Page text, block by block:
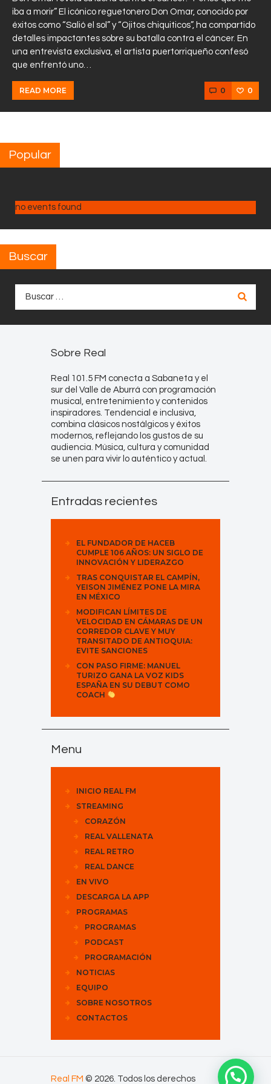
iba a morir” El icónico reguetonero Don Omar, conocido por
éxitos como “Salió el sol” y “Ojitos chiquiticos”, ha compartido
detalles impactantes sobre su batalla contra el cáncer. En
una entrevista exclusiva, el artista puertorriqueño confesó
que enfrentó uno…
READ MORE 0 0
Popular
no events found
Buscar
Sobre Real
Real 101.5 FM conecta a Sabaneta y el
sur del Valle de Aburrá con programación
musical, entretenimiento y contenidos
inspiradores. Tendencial e inclusiva,
combina clásicos nostálgicos y éxitos
modernos, reflejando los gustos de su
audiencia. Música, cultura y comunidad
se unen para vivir lo auténtico y actual.
Entradas recientes
EL FUNDADOR DE HACEB
CUMPLE 106 AÑOS: UN SIGLO DE
INNOVACIÓN Y LIDERAZGO
TRAS CONQUISTAR EL CAMPÍN,
YEISON JIMÉNEZ PONE LA MIRA
EN MÉXICO
MODIFICAN LÍMITES DE
VELOCIDAD EN CÁMARAS DE UN
CORREDOR CLAVE Y MUY
TRANSITADO DE ANTIOQUIA:
EVITE SANCIONES
CON PASO FIRME: MANUEL
TURIZO GANA LA VOZ KIDS
ESPAÑA EN SU DEBUT COMO
COACH
Menu
INICIO REAL FM
STREAMING
CORAZÓN
REAL VALLENATA
REAL RETRO
REAL DANCE
EN VIVO
DESCARGA LA APP
PROGRAMAS
PROGRAMAS
PODCAST
PROGRAMACIÓN
NOTICIAS
EQUIPO
SOBRE NOSOTROS
CONTACTOS
Real FM © 2026. Todos los derechos